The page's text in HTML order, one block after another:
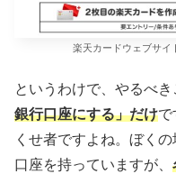
楽天カードウェブサイ
というわけで、やるべき
銀行口座にする」だけで
くせ者ですよね。ぼく
口座を持っていますが、